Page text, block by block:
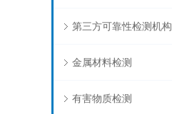
第三方可靠性检测机构
金属材料检测
有害物质检测